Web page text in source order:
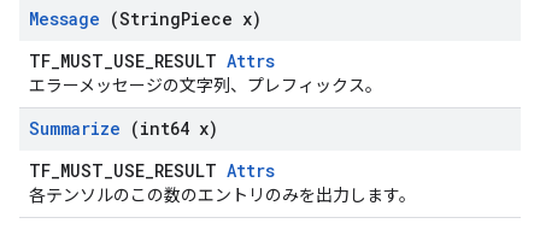
Message (StringPiece x)
TF_MUST_USE_RESULT Attrs
エラーメッセージの文字列、プレフィックス。
Summarize (int64 x)
TF_MUST_USE_RESULT Attrs
各テンソルのこの数のエントリのみを出力します。